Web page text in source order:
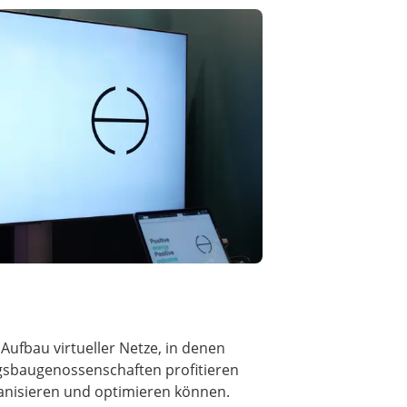
virtueller Netze, in denen
profitieren
und optimieren können.